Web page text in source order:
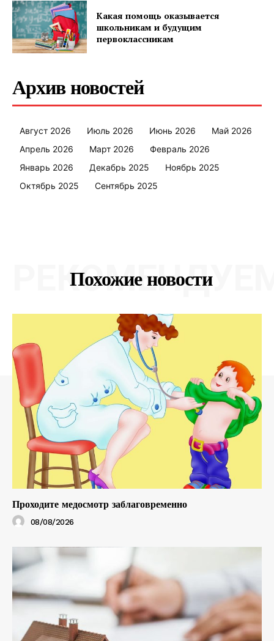
Какая помощь оказывается
школьникам и будущим
первоклассникам
Архив новостей
Август 2026 Июль 2026 Июнь 2026
Май 2026
Апрель 2026
Март 2026
Февраль 2026
Январь 2026
Декабрь 2025
Ноябрь 2025
Октябрь 2025
Сентябрь 2025
Похожие новости
Проходите медосмотр заблаговременно
08/08/2026